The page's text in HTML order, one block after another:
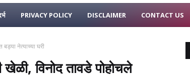
PRIVACY POLICY DISCLAIMER CONTACT US
बड्या नेत्याच्या घरी
विनोद तावडे पोहोचले